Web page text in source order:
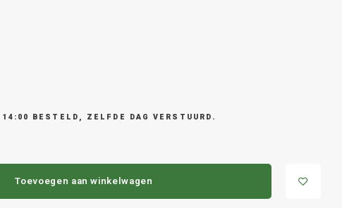
BESTELD, ZELFDE DAG VERSTUURD.
Toevoegen aan winkelwagen